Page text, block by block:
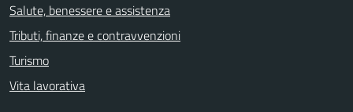
Salute, benessere e assistenza
Tributi, finanze e contravvenzioni
Turismo
Vita lavorativa